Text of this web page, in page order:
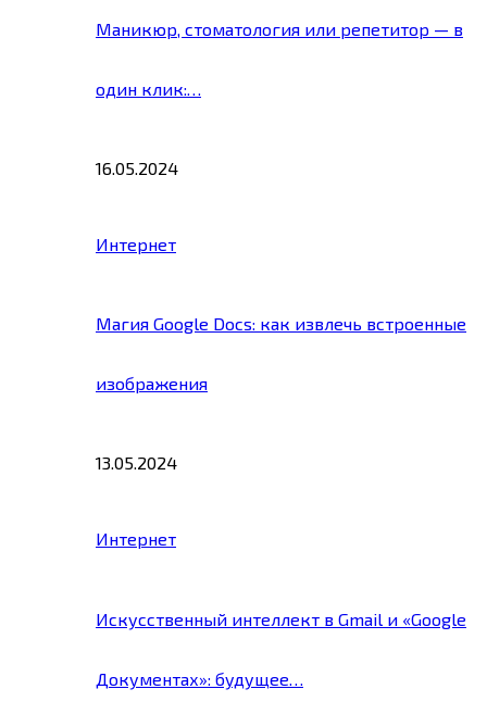
Маникюр, стоматология или репетитор — в
один клик:…
16.05.2024
Интернет
Магия Google Docs: как извлечь встроенные
изображения
13.05.2024
Интернет
Искусственный интеллект в Gmail и «Google
Документах»: будущее…